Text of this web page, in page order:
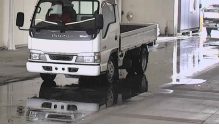
ー
ト
ラ
ク
タ
ー
（
を
ウ
ガ
ン